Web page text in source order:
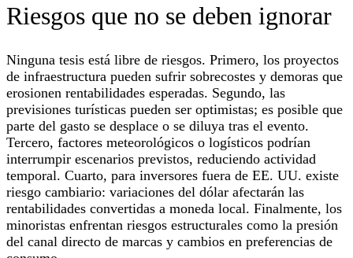
Riesgos que no se deben ignorar
Ninguna tesis está libre de riesgos. Primero, los proyectos
de infraestructura pueden sufrir sobrecostes y demoras que
erosionen rentabilidades esperadas. Segundo, las
previsiones turísticas pueden ser optimistas; es posible que
parte del gasto se desplace o se diluya tras el evento.
Tercero, factores meteorológicos o logísticos podrían
interrumpir escenarios previstos, reduciendo actividad
temporal. Cuarto, para inversores fuera de EE. UU. existe
riesgo cambiario: variaciones del dólar afectarán las
rentabilidades convertidas a moneda local. Finalmente, los
minoristas enfrentan riesgos estructurales como la presión
del canal directo de marcas y cambios en preferencias de